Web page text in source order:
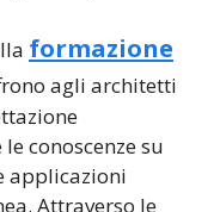
formazione
agli architetti
conoscenze su
applicazioni
Attraverso le